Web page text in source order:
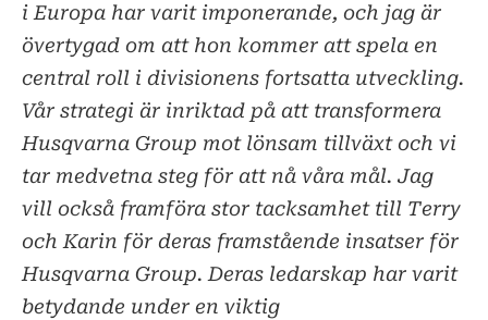
i Europa har varit imponerande, och jag är
övertygad om att hon kommer att spela en
central roll i divisionens fortsatta utveckling.
Vår strategi är inriktad på att transformera
Husqvarna Group mot lönsam tillväxt och vi
tar medvetna steg för att nå våra mål. Jag
vill också framföra stor tacksamhet till Terry
och Karin för deras framstående insatser för
Husqvarna Group. Deras ledarskap har varit
betydande under en viktig